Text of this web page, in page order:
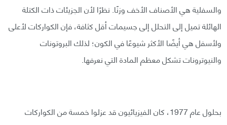
والسفلية هي الأصناف الأخف وزنًا. نظرًا لأن الجزيئات ذات الكتلة
الهائلة تميل إلى التحلل إلى جسيمات أقل كثافة، فإن الكواركات لأعلى
ولأسفل هي أيضًا الأكثر شيوعًا في الكون؛ لذلك البروتونات
والنيوترونات تشكل معظم المادة التي نعرفها.
بحلول عام 1977، كان الفيزيائيون قد عزلوا خمسة من الكواركات